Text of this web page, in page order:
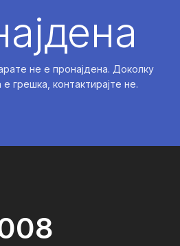
не е пронајдена. Доколку
грешка, контактирајте не.